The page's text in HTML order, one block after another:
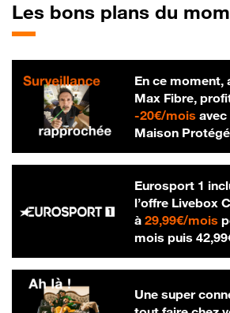
Les bons plans du
En ce moment,
Max Fibre,
-20€/mois20 €
avec
Maison
Eurosport 1
l’offre Livebox
à 29,99€/mois
mois puis
Une super